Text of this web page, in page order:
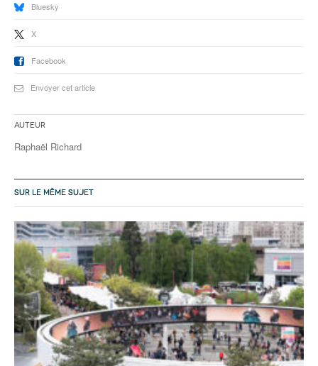
Bluesky
X
Facebook
Envoyer cet article
Auteur
Raphaël Richard
SUR LE MÊME SUJET